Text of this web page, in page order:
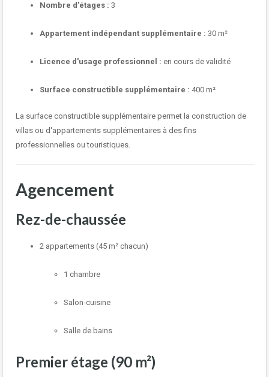
Nombre d'étages : 3
Appartement indépendant supplémentaire : 30 m²
Licence d'usage professionnel : en cours de validité
Surface constructible supplémentaire : 400 m²
La surface constructible supplémentaire permet la construction de
villas ou d'appartements supplémentaires à des fins
professionnelles ou touristiques.
Agencement
Rez-de-chaussée
2 appartements (45 m² chacun)
1 chambre
Salon-cuisine
Salle de bains
Premier étage (90 m²)